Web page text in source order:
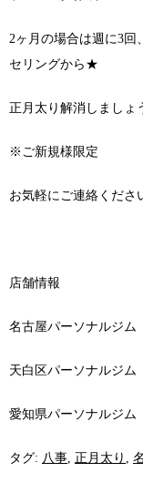
2ヶ月の場合は週に3回
セリングから★
正月太り解消しましょ
※ご新規様限定
お気軽にご連絡くだ
店舗情報
名古屋パーソナルジム
天白区パーソナル
愛知県パーソナルジ
タグ: 八事 正月太り